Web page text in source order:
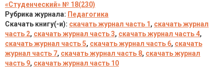
«Студенческий» № 18(230)
Рубрика журнала: Педагогика
Скачать книгу(-и): скачать журнал часть 1 , скачать журнал
часть 2, скачать журнал часть 3, скачать журнал часть 4,
скачать журнал часть 5, скачать журнал часть 6, скачать
журнал часть 7, скачать журнал часть 8, скачать журнал
часть 9, скачать журнал часть 10